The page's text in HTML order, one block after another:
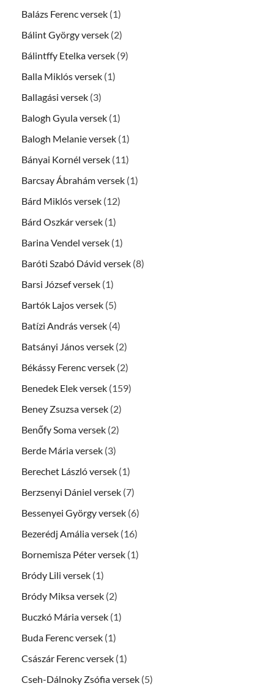
Balázs Ferenc versek (1)
Bálint György versek (2)
Bálintffy Etelka versek (9)
Balla Miklós versek (1)
Ballagási versek (3)
Balogh Gyula versek (1)
Balogh Melanie versek (1)
Bányai Kornél versek (11)
Barcsay Ábrahám versek (1)
Bárd Miklós versek (12)
Bárd Oszkár versek (1)
Barina Vendel versek (1)
Baróti Szabó Dávid versek (8)
Barsi József versek (1)
Bartók Lajos versek (5)
Batízi András versek (4)
Batsányi János versek (2)
Békássy Ferenc versek (2)
Benedek Elek versek (159)
Beney Zsuzsa versek (2)
Benőfy Soma versek (2)
Berde Mária versek (3)
Berechet László versek (1)
Berzsenyi Dániel versek (7)
Bessenyei György versek (6)
Bezerédj Amália versek (16)
Bornemisza Péter versek (1)
Bródy Lili versek (1)
Bródy Miksa versek (2)
Buczkó Mária versek (1)
Buda Ferenc versek (1)
Császár Ferenc versek (1)
Cseh-Dálnoky Zsófia versek (5)